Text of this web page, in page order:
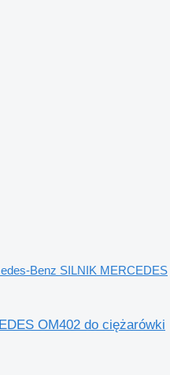
Benz SILNIK MERCEDES
OM402 do ciężarówki